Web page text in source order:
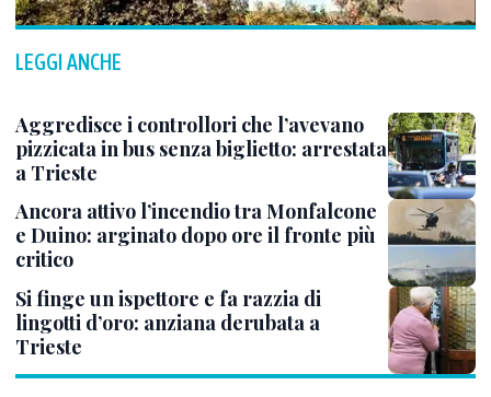
LEGGI ANCHE
Aggredisce i controllori che l’avevano
pizzicata in bus senza biglietto: arrestata
a Trieste
Ancora attivo l’incendio tra Monfalcone
e Duino: arginato dopo ore il fronte più
critico
Si finge un ispettore e fa razzia di
lingotti d’oro: anziana derubata a
Trieste